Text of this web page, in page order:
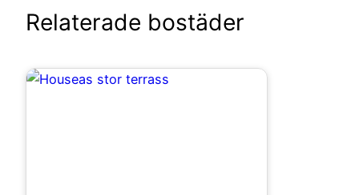
Relaterade bostäder